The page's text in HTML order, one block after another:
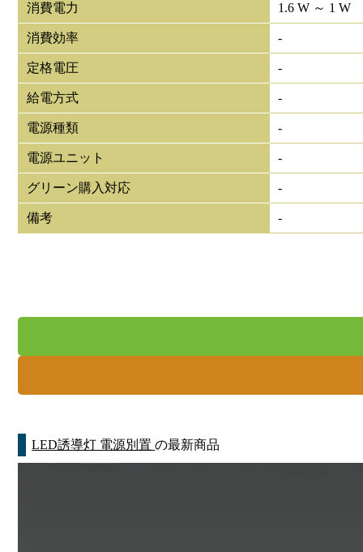
消費電力 1.6 W ～ 1 W
消費効率 -
定格電圧 -
給電方式 -
電源種類 -
電源ユニット -
グリーン購入対応 -
備考 -
LED誘導灯 電源別置の最新商品